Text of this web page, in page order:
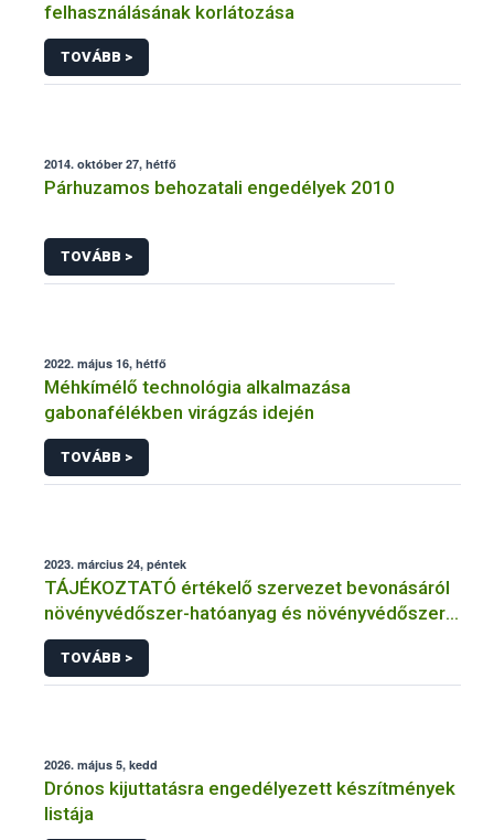
felhasználásának korlátozása
TOVÁBB >
2014. október 27, hétfő
Párhuzamos behozatali engedélyek 2010
TOVÁBB >
2022. május 16, hétfő
Méhkímélő technológia alkalmazása
gabonafélékben virágzás idején
TOVÁBB >
2023. március 24, péntek
TÁJÉKOZTATÓ értékelő szervezet bevonásáról
növényvédőszer-hatóanyag és növényvédőszer
engedélyezésére, továbbá a meglévő engedély
meghosszabbítására vagy módosítására irányuló
eljárásba
TOVÁBB >
2026. május 5, kedd
Drónos kijuttatásra engedélyezett készítmények
listája